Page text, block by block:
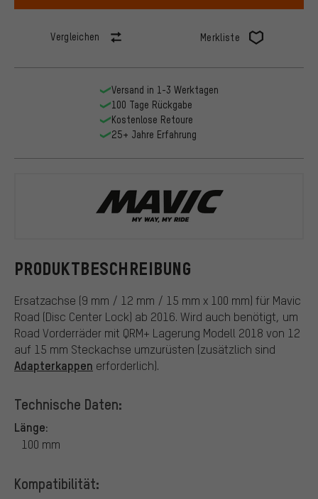
Vergleichen Merkliste
PRODUKTBESCHREIBUNG
Ersatzachse (9 mm / 12 mm / 15 mm x 100 mm) für Mavic
Road (Disc Center Lock) ab 2016. Wird auch benötigt, um
Road Vorderräder mit QRM+ Lagerung Modell 2018 von 12
auf 15 mm Steckachse umzurüsten (zusätzlich sind
Adapterkappen erforderlich).
Technische Daten:
Länge:
100 mm
Kompatibilität:
Versand in 1-3 Werktagen
100 Tage Rückgabe
Kostenlose Retoure
25+ Jahre Erfahrung